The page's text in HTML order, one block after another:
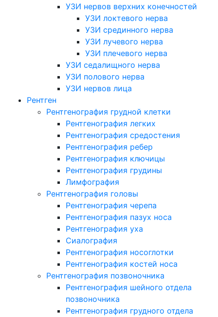
УЗИ нервов верхних конечностей
УЗИ локтевого нерва
УЗИ срединного нерва
УЗИ лучевого нерва
УЗИ плечевого нерва
УЗИ седалищного нерва
УЗИ полового нерва
УЗИ нервов лица
Рентген
Рентгенография грудной клетки
Рентгенография легких
Рентгенография средостения
Рентгенография ребер
Рентгенография ключицы
Рентгенография грудины
Лимфография
Рентгенография головы
Рентгенография черепа
Рентгенография пазух носа
Рентгенография уха
Сиалография
Рентгенография носоглотки
Рентгенография костей носа
Рентгенография позвоночника
Рентгенография шейного отдела
позвоночника
Рентгенография грудного отдела